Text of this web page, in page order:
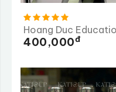
400,000Đ